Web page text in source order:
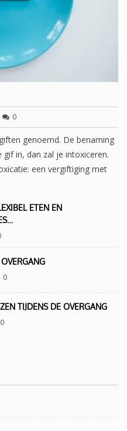
0
genoemd. De benaming
in, dan zal je intoxiceren.
een vergiftiging met
ETEN EN
0
TIJDENS DE OVERGANG
0